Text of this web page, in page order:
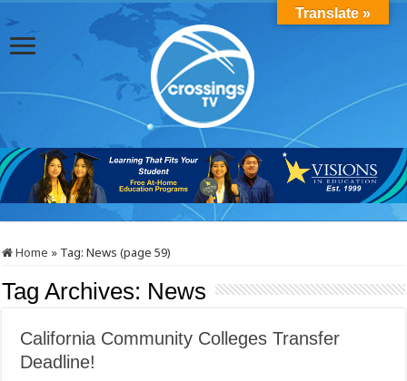
Home » Tag:News (page 59)
Tag Archives: News
California Community Colleges Transfer
Deadline!
Translate »